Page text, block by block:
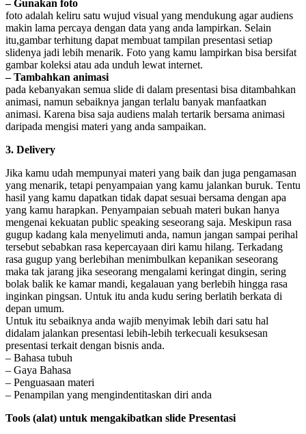
– Gunakan foto
foto adalah keliru satu wujud visual yang mendukung agar audiens
makin lama percaya dengan data yang anda lampirkan. Selain
itu,gambar terhitung dapat membuat tampilan presentasi setiap
slidenya jadi lebih menarik. Foto yang kamu lampirkan bisa bersifat
gambar koleksi atau ada unduh lewat internet.
– Tambahkan animasi
pada kebanyakan semua slide di dalam presentasi bisa ditambahkan
animasi, namun sebaiknya jangan terlalu banyak manfaatkan
animasi. Karena bisa saja audiens malah tertarik bersama animasi
daripada mengisi materi yang anda sampaikan.
3. Delivery
Jika kamu udah mempunyai materi yang baik dan juga pengamasan
yang menarik, tetapi penyampaian yang kamu jalankan buruk. Tentu
hasil yang kamu dapatkan tidak dapat sesuai bersama dengan apa
yang kamu harapkan. Penyampaian sebuah materi bukan hanya
mengenai kekuatan public speaking seseorang saja. Meskipun rasa
gugup kadang kala menyelimuti anda, namun jangan sampai perihal
tersebut sebabkan rasa kepercayaan diri kamu hilang. Terkadang
rasa gugup yang berlebihan menimbulkan kepanikan seseorang
maka tak jarang jika seseorang mengalami keringat dingin, sering
bolak balik ke kamar mandi, kegalauan yang berlebih hingga rasa
inginkan pingsan. Untuk itu anda kudu sering berlatih berkata di
depan umum.
Untuk itu sebaiknya anda wajib menyimak lebih dari satu hal
didalam jalankan presentasi lebih-lebih terkecuali kesuksesan
presentasi terkait dengan bisnis anda.
– Bahasa tubuh
– Gaya Bahasa
– Penguasaan materi
– Penampilan yang mengindentitaskan diri anda
Tools (alat) untuk mengakibatkan slide Presentasi